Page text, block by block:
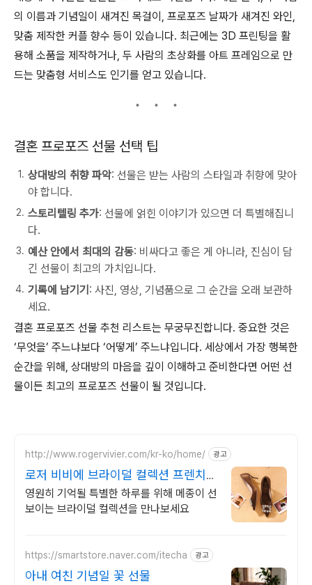
의 이름과 기념일이 새겨진 목걸이, 프로포즈 날짜가 새겨진 와인,
맞춤 제작한 커플 향수 등이 있습니다. 최근에는 3D 프린팅을 활
용해 소품을 제작하거나, 두 사람의 초상화를 아트 프레임으로 만
드는 맞춤형 서비스도 인기를 얻고 있습니다.
결혼 프로포즈 선물 선택 팁
상대방의 취향 파악: 선물은 받는 사람의 스타일과 취향에 맞아
야 합니다.
스토리텔링 추가: 선물에 얽힌 이야기가 있으면 더 특별해집니
다.
예산 안에서 최대의 감동: 비싸다고 좋은 게 아니라, 진심이 담
긴 선물이 최고의 가치입니다.
기록에 남기기 : 사진, 영상, 기념품으로 그 순간을 오래 보관하
세요.
결혼 프로포즈 선물 추천 리스트는 무궁무진합니다. 중요한 것은
‘무엇을’ 주느냐보다 ‘어떻게’ 주느냐입니다. 세상에서 가장 행복한
순간을 위해, 상대방의 마음을 깊이 이해하고 준비한다면 어떤 선
물이든 최고의 프로포즈 선물이 될 것입니다.
http://www.rogervivier.com/kr-ko/home/ 광고
로저 비비에 브라이덜 컬렉션 프렌치
럭셔리 메종
영원히 기억될 특별한 하루를 위해 메종이 선
보이는 브라이덜 컬렉션을 만나보세요
https://smartstore.naver.com/itecha 광고
아내 여친 기념일 꽃 선물